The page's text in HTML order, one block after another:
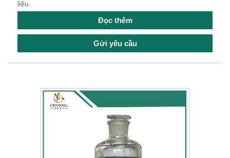
liệu.
Đọc thêm
Gửi yêu cầu